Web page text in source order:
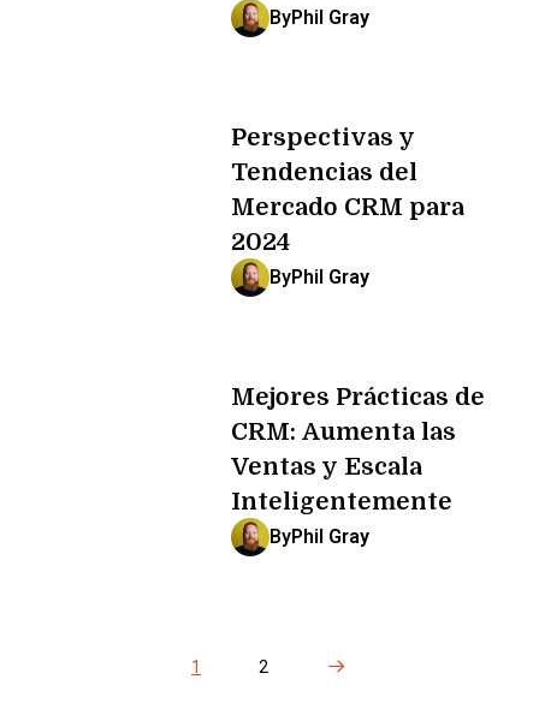
ByPhil Gray
Perspectivas y
Tendencias del
Mercado CRM para
2024
ByPhil Gray
Mejores Prácticas de
CRM: Aumenta las
Ventas y Escala
Inteligentemente
ByPhil Gray
1 2